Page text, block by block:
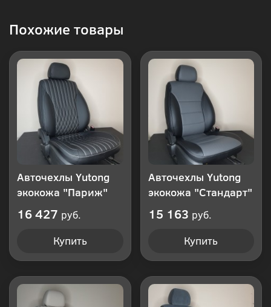
Похожие товары
Авточехлы Yutong
экокожа "Париж"
16 427 руб.
Купить
Авточехлы Yutong
экокожа "Стандарт"
15 163 руб.
Купить